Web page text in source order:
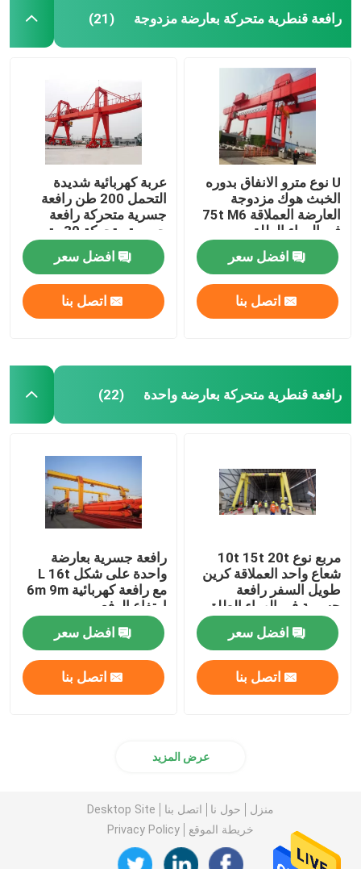
رافعة قنطرية متحركة بعارضة مزدوجة (21)
U نوع مترو الانفاق بدوره
الخبث هوك مزدوجة
العارضة العملاقة 75t M6
في الهواء الطلق
افضل سعر
اتصل بنا
عربة كهربائية شديدة
التحمل 200 طن رافعة
جسرية متحركة رافعة
جسرية متحركة 30 متر
رفع
افضل سعر
اتصل بنا
رافعة قنطرية متحركة بعارضة واحدة (22)
مربع نوع 10t 15t 20t
شعاع واحد العملاقة كرين
طويل السفر رافعة
جسرية في الهواء الطلق
افضل سعر
اتصل بنا
رافعة جسرية بعارضة
واحدة على شكل L 16t
مع رافعة كهربائية 6m 9m
ارتفاع الرفع
افضل سعر
اتصل بنا
عرض المزيد
منزل حول نا اتصل بنا
Desktop Site
خريطة الموقع
Privacy Policy